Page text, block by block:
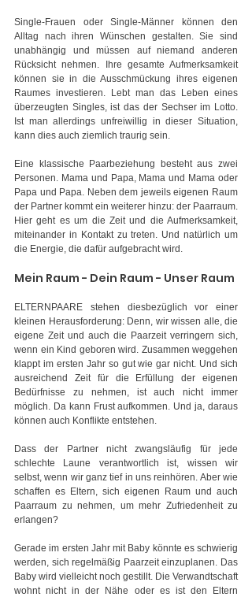
Single-Frauen oder Single-Männer können den
Alltag nach ihren Wünschen gestalten. Sie sind
unabhängig und müssen auf niemand anderen
Rücksicht nehmen. Ihre gesamte Aufmerksamkeit
können sie in die Ausschmückung ihres eigenen
Raumes investieren. Lebt man das Leben eines
überzeugten Singles, ist das der Sechser im Lotto.
Ist man allerdings unfreiwillig in dieser Situation,
kann dies auch ziemlich traurig sein.
Eine klassische Paarbeziehung besteht aus zwei
Personen. Mama und Papa, Mama und Mama oder
Papa und Papa. Neben dem jeweils eigenen Raum
der Partner kommt ein weiterer hinzu: der Paarraum.
Hier geht es um die Zeit und die Aufmerksamkeit,
miteinander in Kontakt zu treten. Und natürlich um
die Energie, die dafür aufgebracht wird.
Mein Raum - Dein Raum - Unser Raum
ELTERNPAARE stehen diesbezüglich vor einer
kleinen Herausforderung: Denn, wir wissen alle, die
eigene Zeit und auch die Paarzeit verringern sich,
wenn ein Kind geboren wird. Zusammen weggehen
klappt im ersten Jahr so gut wie gar nicht. Und sich
ausreichend Zeit für die Erfüllung der eigenen
Bedürfnisse zu nehmen, ist auch nicht immer
möglich. Da kann Frust aufkommen. Und ja, daraus
können auch Konflikte entstehen.
Dass der Partner nicht zwangsläufig für jede
schlechte Laune verantwortlich ist, wissen wir
selbst, wenn wir ganz tief in uns reinhören. Aber wie
schaffen es Eltern, sich eigenen Raum und auch
Paarraum zu nehmen, um mehr Zufriedenheit zu
erlangen?
Gerade im ersten Jahr mit Baby könnte es schwierig
werden, sich regelmäßig Paarzeit einzuplanen. Das
Baby wird vielleicht noch gestillt. Die Verwandtschaft
wohnt nicht in der Nähe oder es ist den Eltern